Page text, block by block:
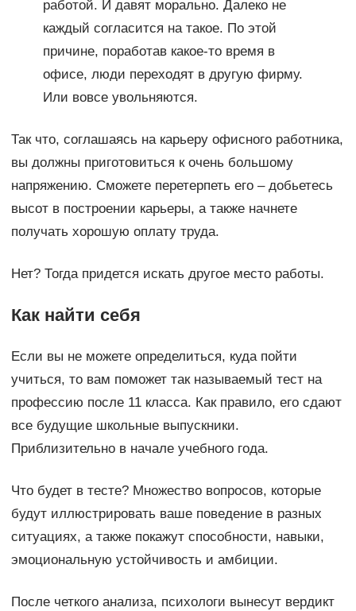
работой. И давят морально. Далеко не
каждый согласится на такое. По этой
причине, поработав какое-то время в
офисе, люди переходят в другую фирму.
Или вовсе увольняются.
Так что, соглашаясь на карьеру офисного работника,
вы должны приготовиться к очень большому
напряжению. Сможете перетерпеть его – добьетесь
высот в построении карьеры, а также начнете
получать хорошую оплату труда.
Нет? Тогда придется искать другое место работы.
Как найти себя
Если вы не можете определиться, куда пойти
учиться, то вам поможет так называемый тест на
профессию после 11 класса. Как правило, его сдают
все будущие школьные выпускники.
Приблизительно в начале учебного года.
Что будет в тесте? Множество вопросов, которые
будут иллюстрировать ваше поведение в разных
ситуациях, а также покажут способности, навыки,
эмоциональную устойчивость и амбиции.
После четкого анализа, психологи вынесут вердикт